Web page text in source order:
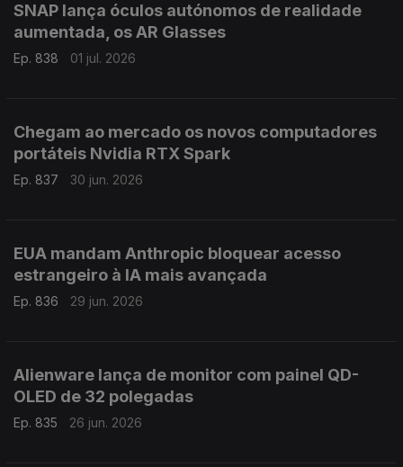
SNAP lança óculos autónomos de realidade
aumentada, os AR Glasses
Ep. 838 01 jul. 2026
Chegam ao mercado os novos computadores
portáteis Nvidia RTX Spark
Ep. 837 30 jun. 2026
EUA mandam Anthropic bloquear acesso
estrangeiro à IA mais avançada
Ep. 836 29 jun. 2026
Alienware lança de monitor com painel QD-
OLED de 32 polegadas
Ep. 835 26 jun. 2026